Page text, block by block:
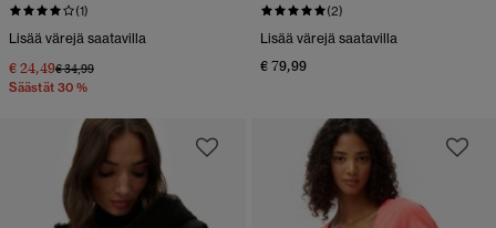
(1)
Lisää värejä saatavilla
€ 24,49Hinta alennettu hinnasta
€ 34,99hintaan
Säästät 30 %
(2)
Lisää värejä saatavilla
€ 79,99